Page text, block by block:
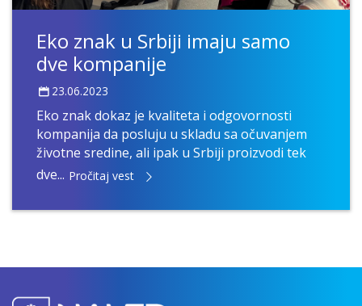
Eko znak u Srbiji imaju samo
dve kompanije
23.06.2023
Eko znak dokaz je kvaliteta i odgovornosti
kompanija da posluju u skladu sa očuvanjem
životne sredine, ali ipak u Srbiji proizvodi tek
dve... Pročitaj vest